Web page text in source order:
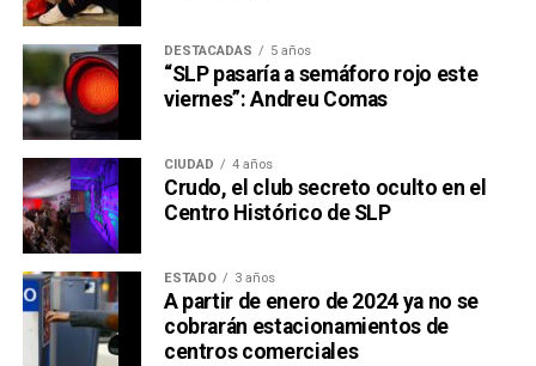
DESTACADAS 5 años
“SLP pasaría a semáforo rojo este
viernes”: Andreu Comas
CIUDAD 4 años
Crudo, el club secreto oculto en el
Centro Histórico de SLP
ESTADO 3 años
A partir de enero de 2024 ya no se
cobrarán estacionamientos de
centros comerciales